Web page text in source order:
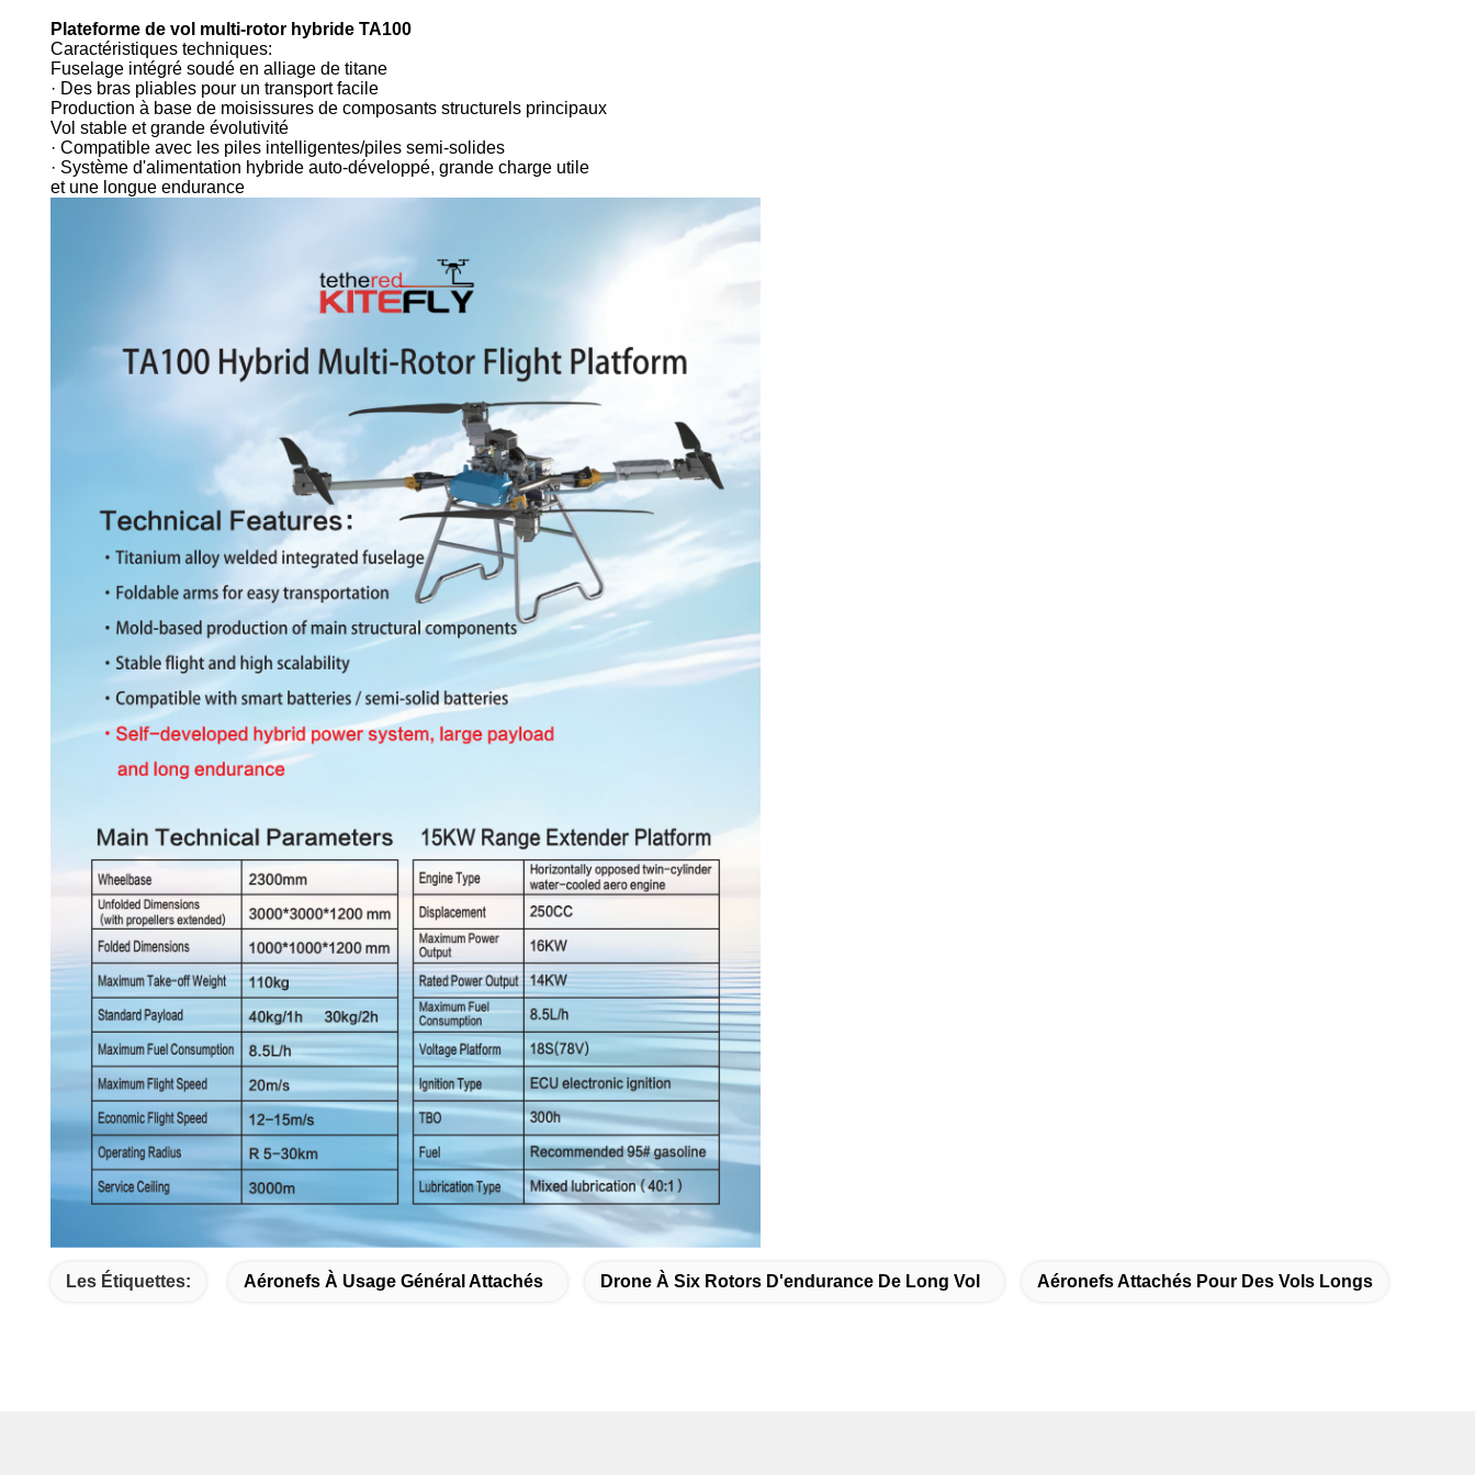
Plateforme de vol multi-rotor hybride TA100
Caractéristiques techniques:
Fuselage intégré soudé en alliage de titane
· Des bras pliables pour un transport facile
Production à base de moisissures de composants structurels principaux
Vol stable et grande évolutivité
· Compatible avec les piles intelligentes/piles semi-solides
· Système d'alimentation hybride auto-développé, grande charge utile
et une longue endurance
Les Étiquettes: Aéronefs À Usage Général Attachés Drone À Six Rotors D'endurance De Long Vol Aéronefs Attachés Pour Des Vols Longs